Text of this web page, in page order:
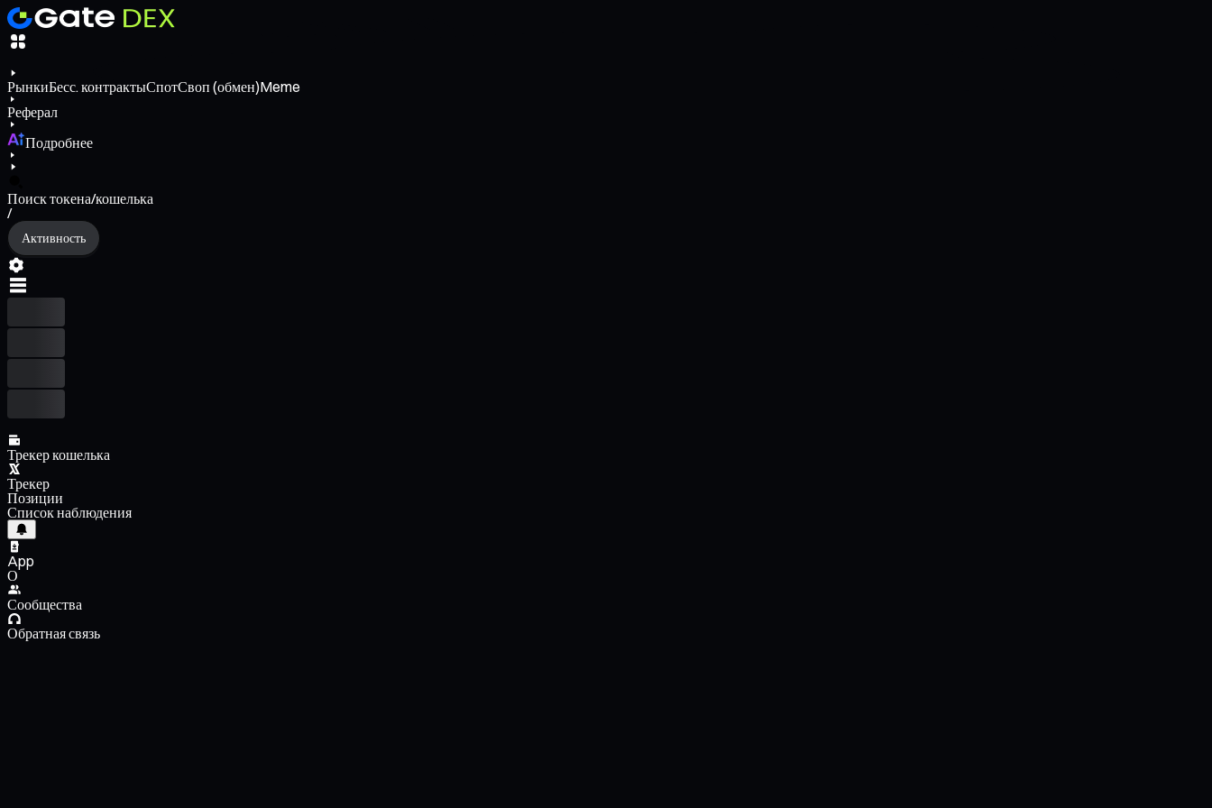
РынкиБесс. контрактыСпотСвоп (обмен)Meme
Реферал
Подробнее
Поиск токена/кошелька
/
Активность
Трекер кошелька
Трекер
Позиции
Список наблюдения
App
О
Сообщества
Обратная связь